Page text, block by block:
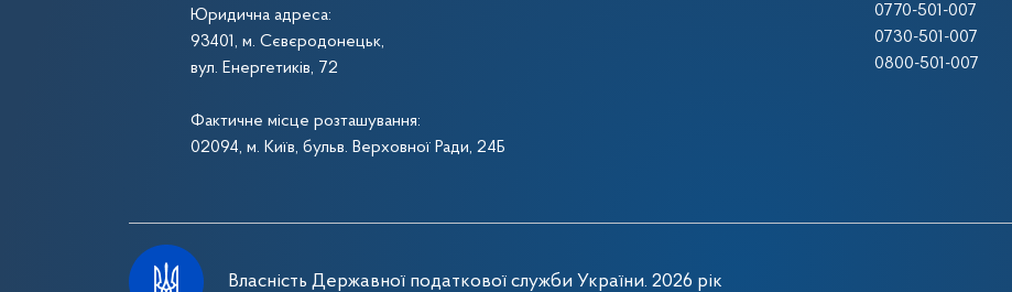
Юридична адреса:
93401, м. Сєвєродонецьк,
вул. Енергетиків, 72
Фактичне місце розташування:
02094, м. Київ, бульв. Верховної Ради, 24Б
0770-501-007
0730-501-007
0800-501-007
Власність Державної податкової служби України. 2026 рік